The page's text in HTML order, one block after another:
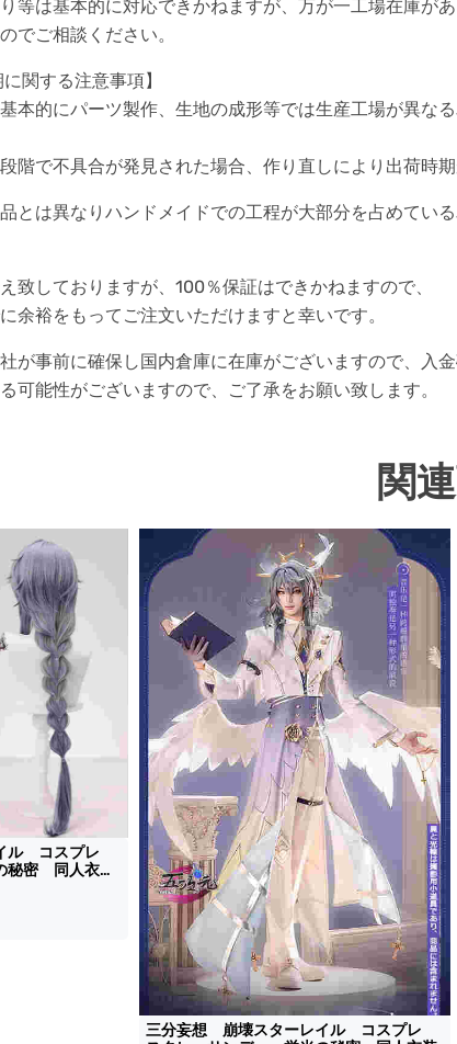
等は基本的に対応できかねますが、万が一工場在庫が
でご相談ください。
関する注意事項】
本的にパーツ製作、生地の成形等では生産工場が異な
階で不具合が発見された場合、作り直しにより出荷時
とは異なりハンドメイドでの工程が大部分を占めてい
致しておりますが、100％保証はできかねますので、
余裕をもってご注文いただけますと幸いです。
が事前に確保し国内倉庫に在庫がございますので、入
可能性がございますので、ご了承をお願い致します。
関
ル コスプレ
密 同人衣装
三分妄想 崩壊スターレイル コスプレ